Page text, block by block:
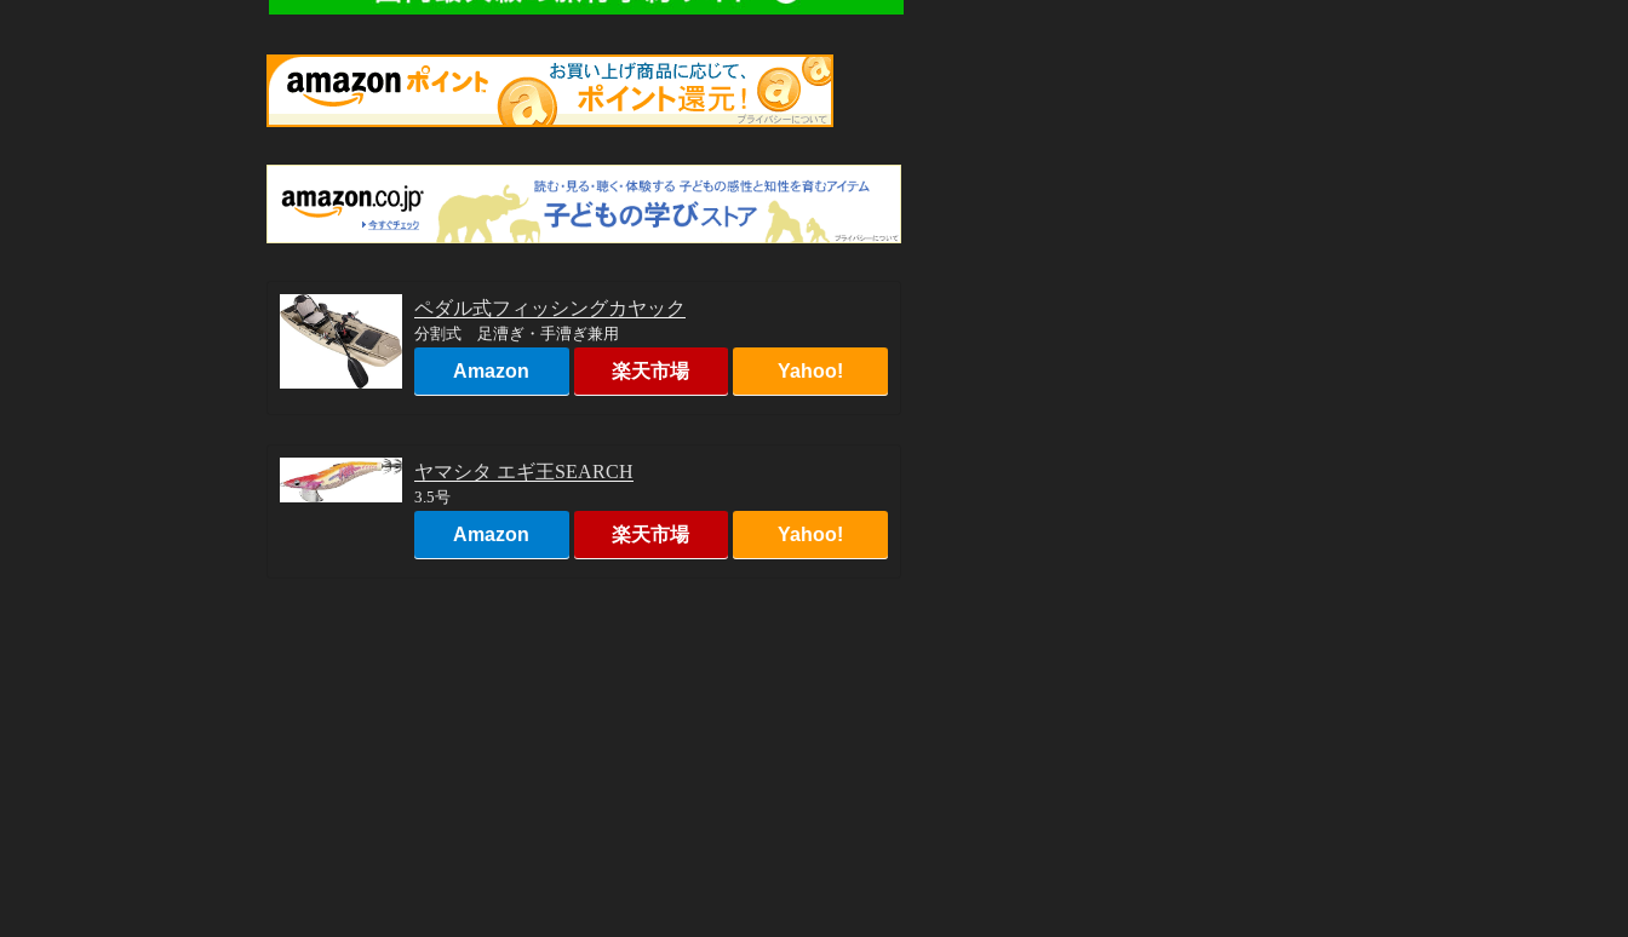
ペダル式フィッシングカヤック
分割式 足漕ぎ・手漕ぎ兼用
Amazon 楽天市場 Yahoo!
ヤマシタ エギ王SEARCH
3.5号
Amazon 楽天市場 Yahoo!